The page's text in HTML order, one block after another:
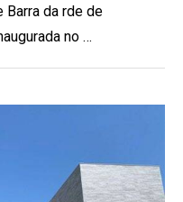
Barra da rde de
no …